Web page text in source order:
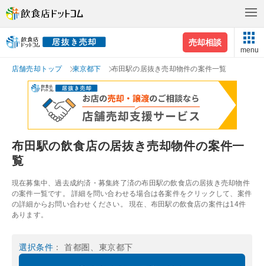
売却相談
menu
店舗売却トップ 東京都下 布田駅の居抜き売却物件の案件一覧
布田駅の飲食店の居抜き売却物件の案件一
覧
現在募集中、過去成約済・募集終了済の布田駅の飲食店の居抜き売却物件
の案件一覧です。 詳細を問い合わせる場合は各案件をクリックして、案件
の詳細からお問い合わせください。 現在、布田駅の飲食店の案件は14件
あります。
選択条件 ： 首都圏、東京都下